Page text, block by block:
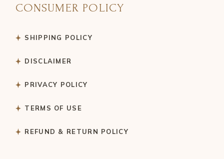
CONSUMER POLICY
SHIPPING POLICY
DISCLAIMER
PRIVACY POLICY
TERMS OF USE
REFUND & RETURN POLICY